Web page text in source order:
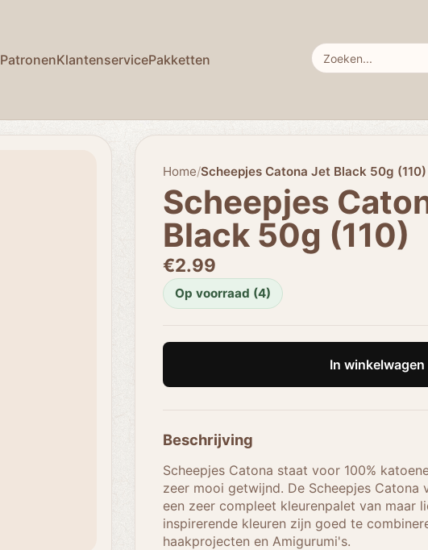
PatronenKlantenservicePakketten
Home/Scheepjes Catona Jet Black 50g (110)
Scheepjes
Black 50g (110)
€2.99
Op voorraad (4)
In winkelwagen
Beschrijving
Scheepjes Catona staat voor 100%
zeer mooi getwijnd. De Scheepjes Catona
een zeer compleet kleurenpalet van maar
inspirerende kleuren zijn goed te
haakprojecten en Amigurumi's.